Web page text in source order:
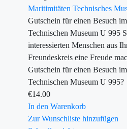
Maritimitäten Technisches
Gutschein für einen Besuch
Technischen Museum U 995
interessierten Menschen aus
Freundeskreis eine Freude
Gutschein für einen Besuch
Technischen Museum U 995?
€14.00
In den Warenkorb
Zur Wunschliste hinzufügen